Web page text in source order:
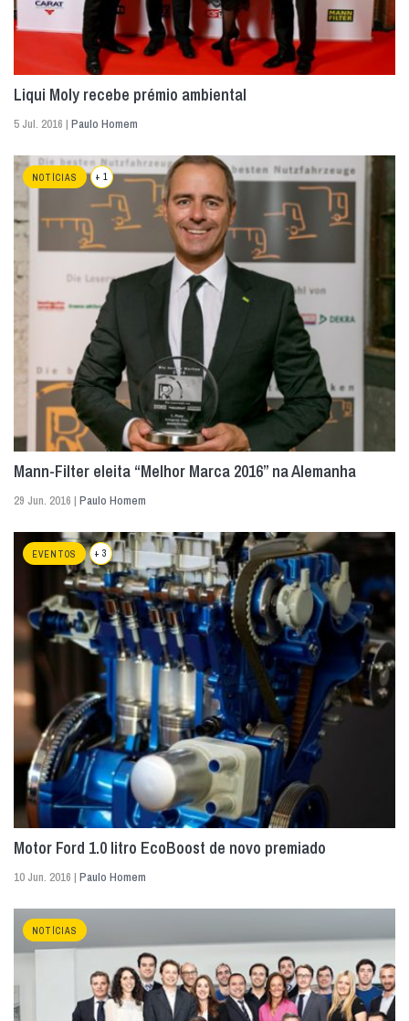
Liqui Moly recebe prémio ambiental
5 Jul. 2016 | Paulo Homem
NOTÍCIAS + 1
Mann-Filter eleita “Melhor Marca 2016” na Alemanha
29 Jun. 2016 | Paulo Homem
EVENTOS + 3
Motor Ford 1.0 litro EcoBoost de novo premiado
10 Jun. 2016 | Paulo Homem
NOTÍCIAS